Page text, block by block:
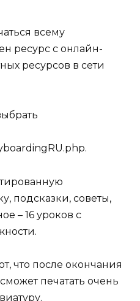
всему
ресурс с онлайн-
ресурсов в сети
подсказки, советы,
– 16 уроков с
что после окончания
печатать очень